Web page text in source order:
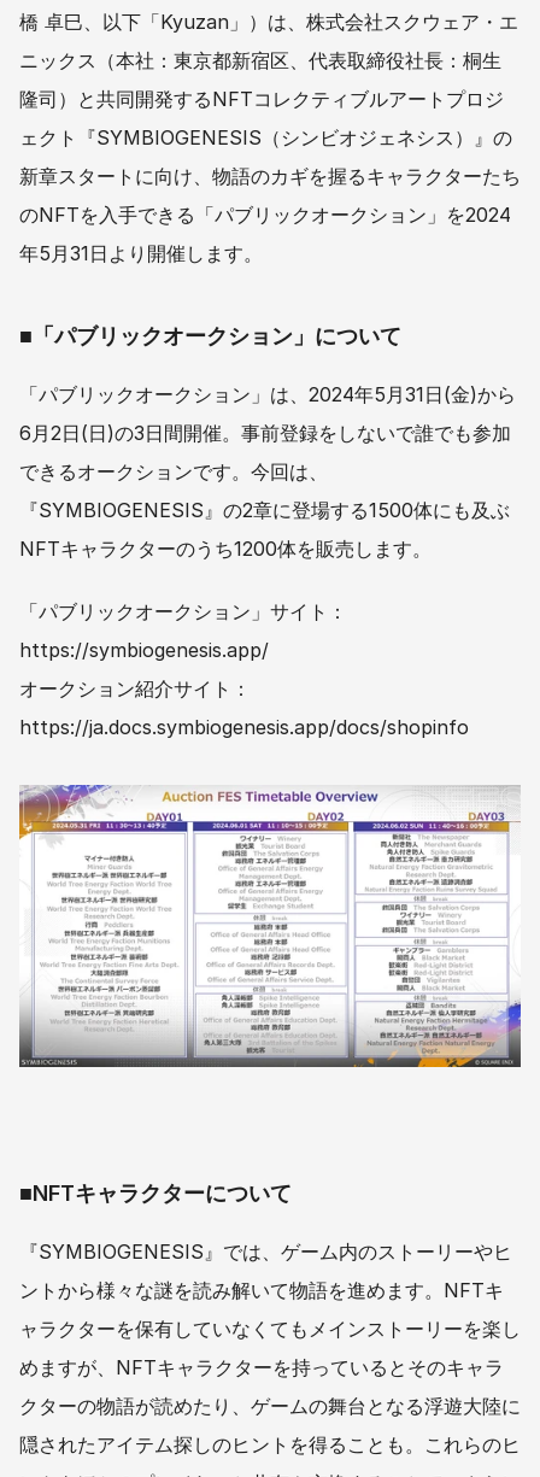
橋 卓巳、以下「Kyuzan」）は、株式会社スクウェア・エ
ニックス（本社：東京都新宿区、代表取締役社長：桐生
隆司）と共同開発するNFTコレクティブルアートプロジ
ェクト『SYMBIOGENESIS（シンビオジェネシス）』の
新章スタートに向け、物語のカギを握るキャラクターたち
のNFTを入手できる「パブリックオークション」を2024
年5月31日より開催します。
■「パブリックオークション」について
「パブリックオークション」は、2024年5月31日(金)から
6月2日(日)の3日間開催。事前登録をしないで誰でも参加
できるオークションです。今回は、
『SYMBIOGENESIS』の2章に登場する1500体にも及ぶ
NFTキャラクターのうち1200体を販売します。
「パブリックオークション」サイト：
https://symbiogenesis.app/
オークション紹介サイト：
https://ja.docs.symbiogenesis.app/docs/shopinfo
■NFTキャラクターについて
『SYMBIOGENESIS』では、ゲーム内のストーリーやヒ
ントから様々な謎を読み解いて物語を進めます。NFTキ
ャラクターを保有していなくてもメインストーリーを楽し
めますが、NFTキャラクターを持っているとそのキャラ
クターの物語が読めたり、ゲームの舞台となる浮遊大陸に
隠されたアイテム探しのヒントを得ることも。これらのヒ